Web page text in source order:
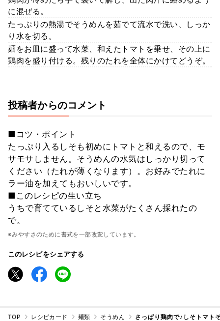
に混ぜる。
たっぷりの熱湯でそうめんを茹でて流水で洗い、しっか
り水を切る。
麺をお皿に盛って水菜、和えたトマトを乗せ、その上に
鶏肉を盛り付ける。残りのたれを全体にかけてどうぞ。
投稿者からのコメント
■コツ・ポイント
たっぷり入るしそも初めにトマトと和えるので、モ
サモサしません。そうめんの水気はしっかり切って
ください（たれが薄くなります）。お好みでたれに
ラー油を加えてもおいしいです。
■このレシピの生い立ち
うちで育てているしそと水菜がたくさん採れたの
で。
※みやすさのために書式を一部改変しています。
このレシピをシェアする
TOP レシピカード 麺類 そうめん さっぱり鶏肉で♪しそトマト